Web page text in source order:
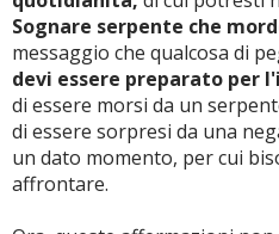
Sognare serpente che
messaggio che qualcosa di
devi essere preparato per
di essere morsi da un
di essere sorpresi da una
un dato momento, per cui
affrontare.